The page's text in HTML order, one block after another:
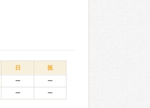
日 祝
ー
ー
ー ー